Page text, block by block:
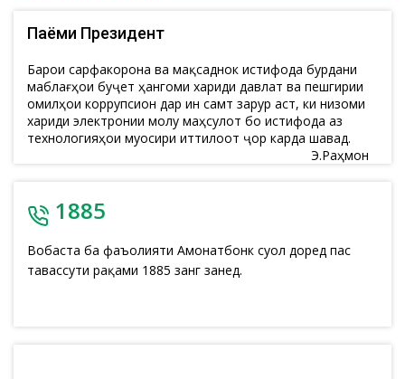
Паёми Президент
Барои сарфакорона ва мақсаднок истифода бурдани
маблағҳои буҷетӣ ҳангоми хариди давлатӣ ва пешгирии
омилҳои коррупсионӣ дар ин самт зарур аст, ки низоми
хариди электронии молу маҳсулот бо истифода аз
технологияҳои муосири иттилоотӣ ҷорӣ карда шавад.
Э.Раҳмон
1885
Вобаста ба фаъолияти Амонатбонк суол доред пас
тавассути рақами 1885 занг занед.